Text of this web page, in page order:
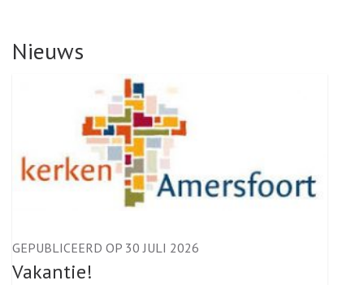
Nieuws
GEPUBLICEERD OP 30 JULI 2026
Vakantie!